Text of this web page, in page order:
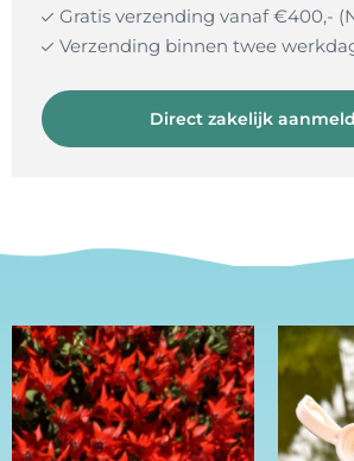
Gratis verzending vanaf €400,-
Verzending binnen twee
Direct zakelijk